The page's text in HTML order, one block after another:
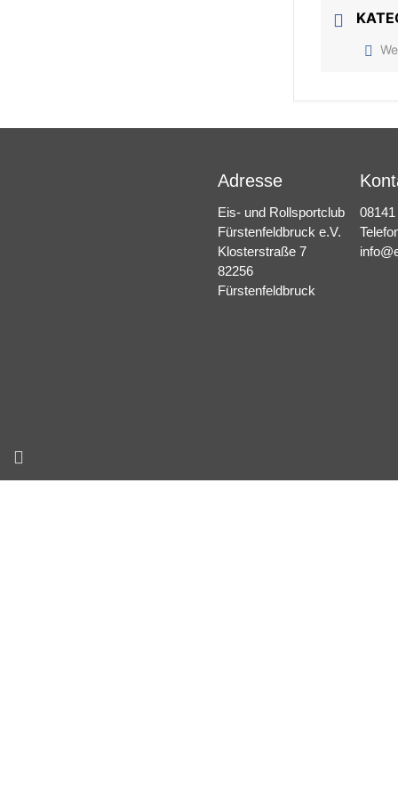
Adresse
Eis- und Rollsportclub
Fürstenfeldbruck e.V.
Klosterstraße 7
82256
Fürstenfeldbruck